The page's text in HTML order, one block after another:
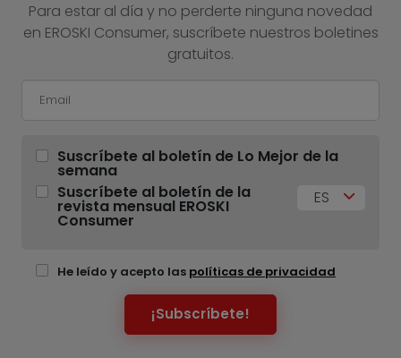
Para estar al día y no perderte ninguna novedad
en EROSKI Consumer, suscríbete nuestros boletines
gratuitos.
Suscríbete al boletín de Lo Mejor de la
semana
Suscríbete al boletín de la
revista mensual EROSKI
Consumer
ES
He leído y acepto las políticas de privacidad
¡Subscríbete!